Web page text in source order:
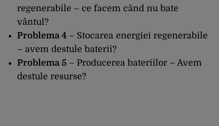
regenerabile – ce facem când nu bate
vântul?
Problema 4 – Stocarea energiei regenerabile
– avem destule baterii?
Problema 5 – Producerea bateriilor – Avem
destule resurse?